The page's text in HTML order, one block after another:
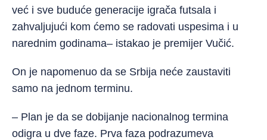
već i sve buduće generacije igrača futsala i
zahvaljujući kom ćemo se radovati uspesima i u
narednim godinama– istakao je premijer Vučić.
On je napomenuo da se Srbija neće zaustaviti
samo na jednom terminu.
– Plan je da se dobijanje nacionalnog termina
odigra u dve faze. Prva faza podrazumeva